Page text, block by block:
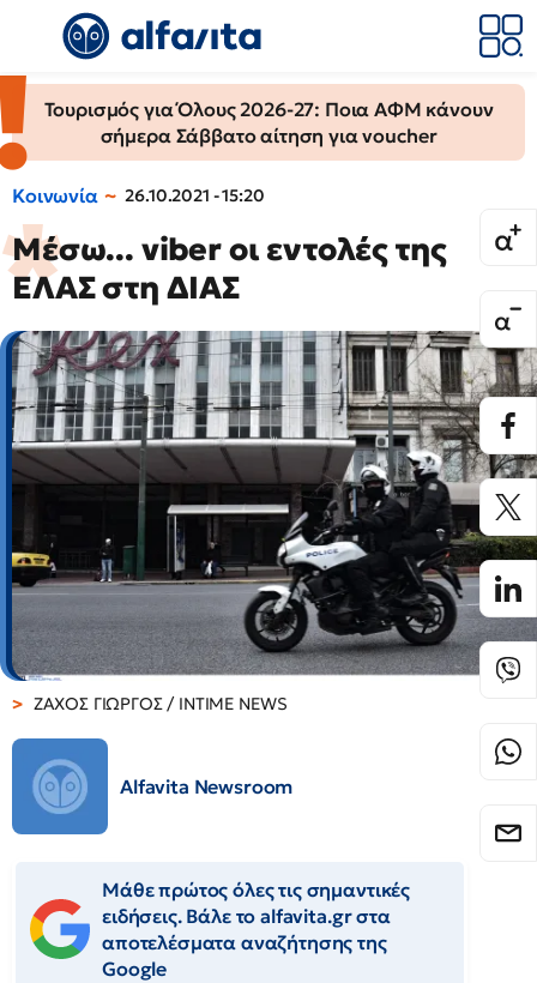
Τουρισμός για Όλους 2026-27: Ποια ΑΦΜ κάνουν
σήμερα Σάββατο αίτηση για voucher
Κοινωνία 26.10.2021 - 15:20
Μέσω... viber οι εντολές της
ΕΛΑΣ στη ΔΙΑΣ
ΖΑΧΟΣ ΓΙΩΡΓΟΣ / INTIME NEWS
Alfavita Newsroom
Μάθε πρώτος όλες τις σημαντικές
ειδήσεις. Βάλε το alfavita.gr στα
αποτελέσματα αναζήτησης της
Google